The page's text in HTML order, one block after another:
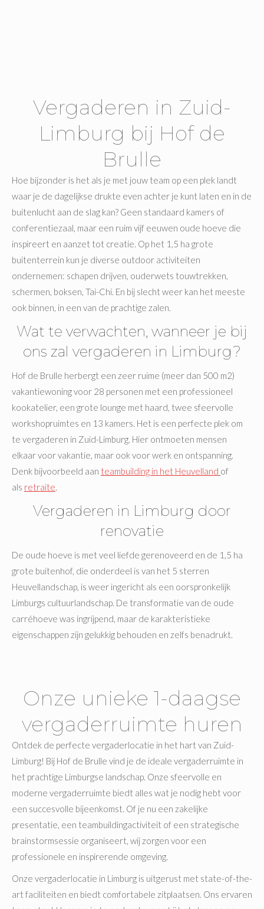
Vergaderen in Zuid-
Limburg bij Hof de
Brulle
Hoe bijzonder is het als je met jouw team op een plek landt
waar je de dagelijkse drukte even achter je kunt laten en in de
buitenlucht aan de slag kan? Geen standaard kamers of
conferentiezaal, maar een ruim vijf eeuwen oude hoeve die
inspireert en aanzet tot creatie. Op het 1,5 ha grote
buitenterrein kun je diverse outdoor activiteiten
ondernemen: schapen drijven, ouderwets touwtrekken,
schermen, boksen, Tai-Chi. En bij slecht weer kan het meeste
ook binnen, in een van de prachtige zalen.
Wat te verwachten, wanneer je bij
ons zal vergaderen in Limburg?
Hof de Brulle herbergt een zeer ruime (meer dan 500 m2)
vakantiewoning voor 28 personen met een professioneel
kookatelier, een grote lounge met haard, twee sfeervolle
workshopruimtes en 13 kamers. Het is een perfecte plek om
te vergaderen in Zuid-Limburg. Hier ontmoeten mensen
elkaar voor vakantie, maar ook voor werk en ontspanning.
Denk bijvoorbeeld aan teambuilding in het Heuvelland of
als retraite.
Vergaderen in Limburg door
renovatie
De oude hoeve is met veel liefde gerenoveerd en de 1,5 ha
grote buitenhof, die onderdeel is van het 5 sterren
Heuvellandschap, is weer ingericht als een oorspronkelijk
Limburgs cultuurlandschap. De transformatie van de oude
carréhoeve was ingrijpend, maar de karakteristieke
eigenschappen zijn gelukkig behouden en zelfs benadrukt.
Onze unieke 1-daagse
vergaderruimte huren
Ontdek de perfecte vergaderlocatie in het hart van Zuid-
Limburg! Bij Hof de Brulle vind je de ideale vergaderruimte in
het prachtige Limburgse landschap. Onze sfeervolle en
moderne vergaderruimte biedt alles wat je nodig hebt voor
een succesvolle bijeenkomst. Of je nu een zakelijke
presentatie, een teambuildingactiviteit of een strategische
brainstormsessie organiseert, wij zorgen voor een
professionele en inspirerende omgeving.
Onze vergaderlocatie in Limburg is uitgerust met state-of-the-
art faciliteiten en biedt comfortabele zitplaatsen. Ons ervaren